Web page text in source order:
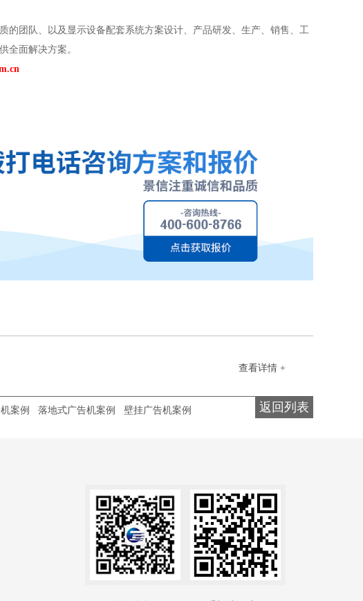
的团队、以及显示设备配套系统方案设计、产品研发、生产、销售、工
全面解决方案。
查看详情 +
返回列表
案例 落地式广告机案例 壁挂广告机案例